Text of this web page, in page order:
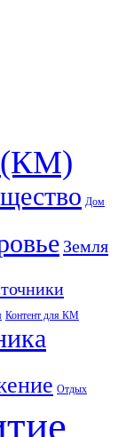
(КМ)
Дом
Земля
Контент для КМ
Отдых